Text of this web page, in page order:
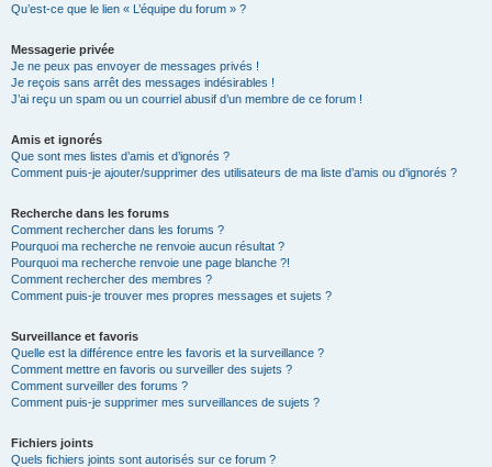
Qu’est-ce que le lien « L’équipe du forum » ?
Messagerie privée
Je ne peux pas envoyer de messages privés !
Je reçois sans arrêt des messages indésirables !
J’ai reçu un spam ou un courriel abusif d’un membre de ce forum !
Amis et ignorés
Que sont mes listes d’amis et d’ignorés ?
Comment puis-je ajouter/supprimer des utilisateurs de ma liste d’amis ou d’ignorés ?
Recherche dans les forums
Comment rechercher dans les forums ?
Pourquoi ma recherche ne renvoie aucun résultat ?
Pourquoi ma recherche renvoie une page blanche ?!
Comment rechercher des membres ?
Comment puis-je trouver mes propres messages et sujets ?
Surveillance et favoris
Quelle est la différence entre les favoris et la surveillance ?
Comment mettre en favoris ou surveiller des sujets ?
Comment surveiller des forums ?
Comment puis-je supprimer mes surveillances de sujets ?
Fichiers joints
Quels fichiers joints sont autorisés sur ce forum ?